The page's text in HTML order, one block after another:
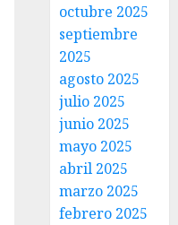
octubre 2025
septiembre
2025
agosto 2025
julio 2025
junio 2025
mayo 2025
abril 2025
marzo 2025
febrero 2025